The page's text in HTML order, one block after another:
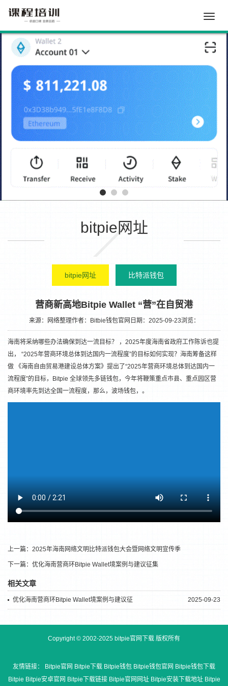
Toggle
bitpie网址
bitpie网址 比特派钱包
营商新高地Bitpie Wallet “营”在自贸港
来源：网络整理作者：Bitbie钱包官网 日期：2025-09-23浏览：
海南将采纳哪些办法确保到达一流目标？ ，2025年度海南省政府工作陈诉也提
出， “2025年营商环境总体到达国内一流程度”的目标如何实现？海南筹备这样
做 《海南自由贸易港建设总体方案》提出了“2025年营商环境总体到达国内一
流程度”的目标，Bitpie 全球领先多链钱包，今年将鞭策重点市县、重点园区营
商环境率先到达全国一流程度，那么，波场钱包，。
上一篇： 2025年海南网络文明比特派钱包大会暨网络文明宣传季
下一篇： 优化海南营商环Bitpie Wallet境案例与建议征集
相关文章
2025-09-23
优化海南营商环Bitpie Wallet境案例与建议征
Copyright © 2002-2025 bitpie官网下载 版权所有
友情链接： Bitpie官网 Bitpie下载 Bitpie钱包 Bitpie钱包官网 Bitpie钱包下载
Bitpie Bitpie安卓官网 Bitpie下载链接 Bitpie官网网址 Bitpie安装下载地址 Bitpie